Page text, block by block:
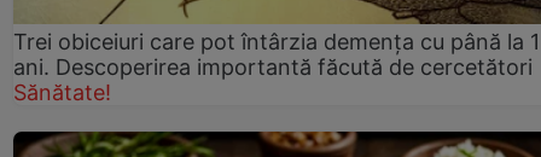
Trei obiceiuri care pot întârzia demența cu până la
ani. Descoperirea importantă făcută de cercetători
Sănătate!